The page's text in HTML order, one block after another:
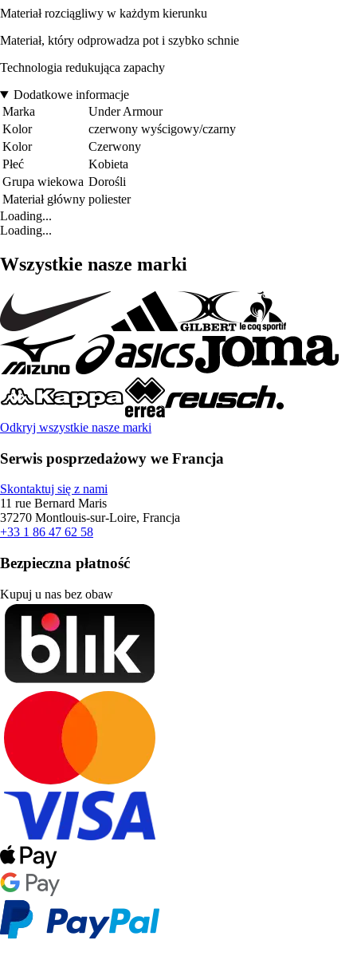
Materiał rozciągliwy w każdym kierunku
Materiał, który odprowadza pot i szybko schnie
Technologia redukująca zapachy
Dodatkowe informacje
Marka
Under Armour
Kolor
czerwony wyścigowy/czarny
Kolor
Czerwony
Płeć
Kobieta
Grupa wiekowa Dorośli
Materiał główny poliester
Loading...
Loading...
Wszystkie nasze marki
Odkryj wszystkie nasze marki
Serwis posprzedażowy we Francja
Skontaktuj się z nami
11 rue Bernard Maris
37270 Montlouis-sur-Loire, Francja
+33 1 86 47 62 58
Bezpieczna płatność
Kupuj u nas bez obaw